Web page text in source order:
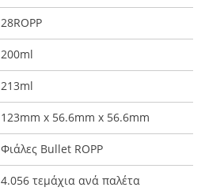
28ROPP
200ml
213ml
123mm x 56.6mm x 56.6mm
Φιάλες Bullet ROPP
4.056 τεμάχια ανά παλέτα